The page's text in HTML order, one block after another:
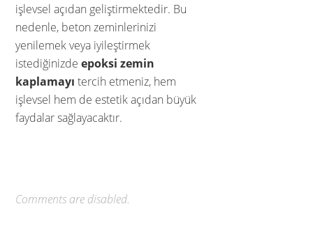
işlevsel açıdan geliştirmektedir. Bu
nedenle, beton zeminlerinizi
yenilemek veya iyileştirmek
istediğinizdeepoksi zemin
kaplamayı tercih etmeniz, hem
işlevsel hem de estetik açıdan büyük
faydalar sağlayacaktır.
Comments are disabled.